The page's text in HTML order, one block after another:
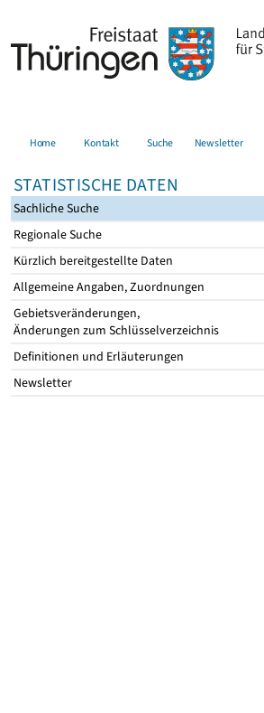
Home Kontakt Suche Newsletter
STATISTISCHE DATEN
Sachliche Suche
Regionale Suche
Kürzlich bereitgestellte Daten
Allgemeine Angaben, Zuordnungen
Gebietsveränderungen,
Änderungen zum Schlüsselverzeichnis
Definitionen und Erläuterungen
Newsletter